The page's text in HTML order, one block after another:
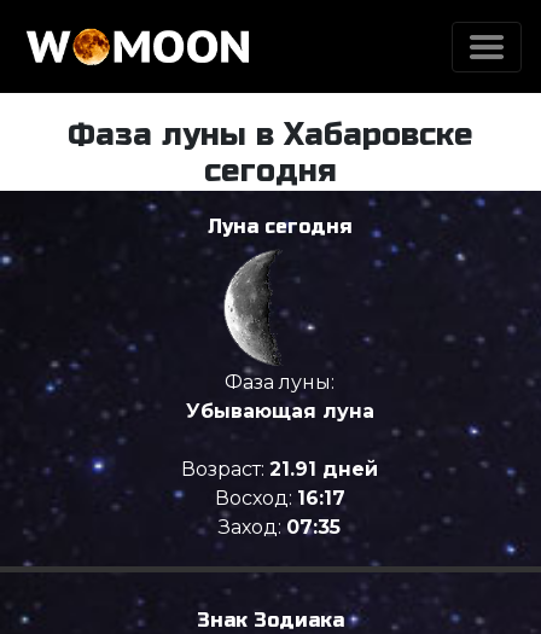
Фаза луны в Хабаровске
сегодня
Луна сегодня
Фаза луны:
Убывающая луна
Возраст: 21.91 дней
Восход: 16:17
Заход: 07:35
Знак Зодиака